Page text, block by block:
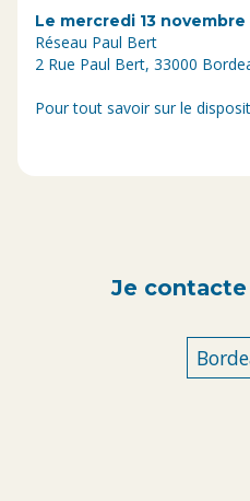
Le mercredi 13 novembre
Réseau Paul Bert
2 Rue Paul Bert, 33000
Pour tout savoir sur le
Je